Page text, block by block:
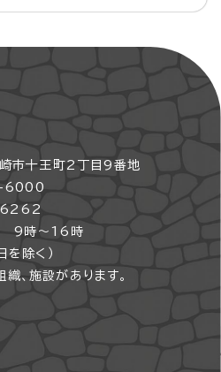
十王町2丁目9番地
6000
6262
9時～16時
除く）
、施設があります。